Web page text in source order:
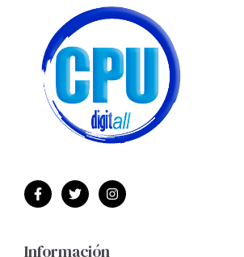
Información